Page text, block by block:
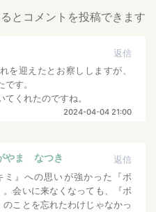
とコメントを投稿できます
返信
を迎えたとお察ししますが、
す。
てくれたのですね。
2024-04-04 21:00
やま なつき
返信
ミ』への思いが強かった『ボ
。会いに来なくなっても、『ボ
のことを忘れたわけじゃなかっ